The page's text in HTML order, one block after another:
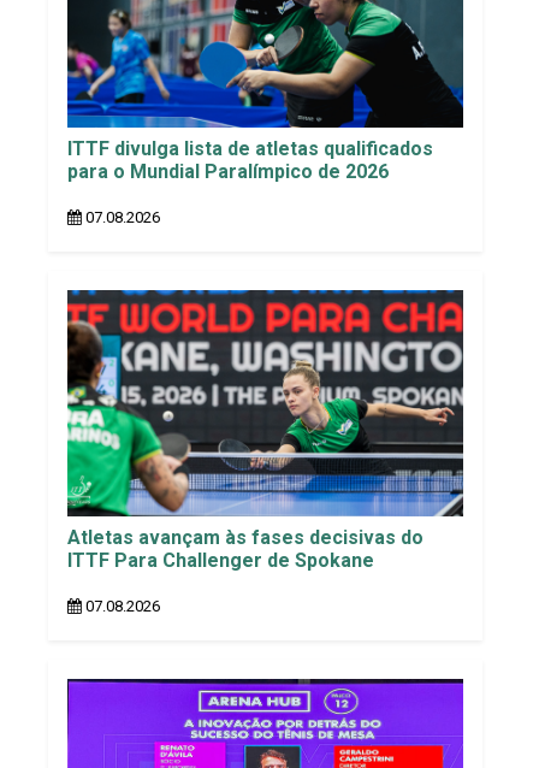
ITTF divulga lista de atletas qualificados
para o Mundial Paralímpico de 2026
07.08.2026
Atletas avançam às fases decisivas do
ITTF Para Challenger de Spokane
07.08.2026